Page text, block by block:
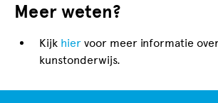
Meer weten?
Kijk hier voor meer informatie
kunstonderwijs.